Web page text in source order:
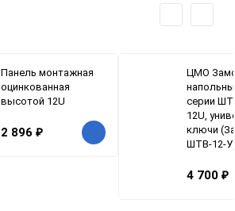
Панель монтажная
оцинкованная
высотой 12U
2 896 ₽
ЦМО
серии
12U,
ключи
ШТВ-12-
4 700 ₽